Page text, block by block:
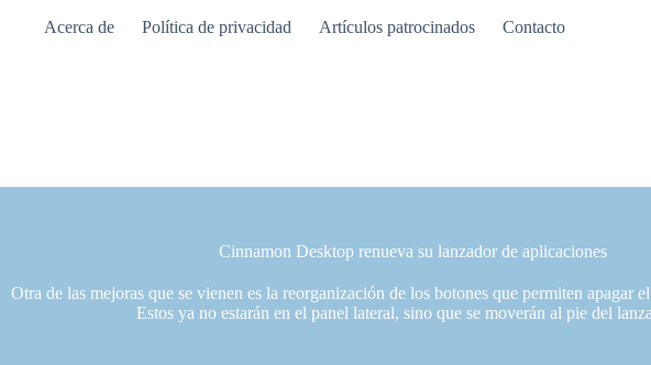
Acerca de Política de privacidad Artículos patrocinados Contacto
Cinnamon Desktop renueva su lanzador de aplicaciones
Otra de las mejoras que se vienen es la reorganización de los botones que permiten apagar
Estos ya no estarán en el panel lateral, sino que se moverán al pie del